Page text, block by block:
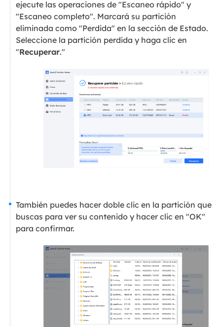
ejecute las operaciones de "Escaneo rápido" y
"Escaneo completo". Marcará su partición
eliminada como "Perdida" en la sección de Estado.
Seleccione la partición perdida y haga clic en
"Recuperar."
También puedes hacer doble clic en la partición que
buscas para ver su contenido y hacer clic en "OK"
para confirmar.